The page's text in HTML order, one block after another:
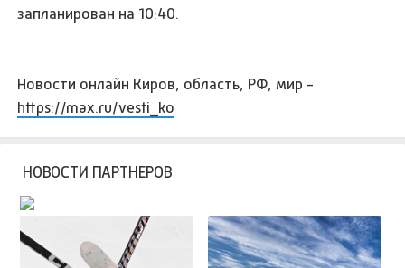
запланирован на 10:40.
Новости онлайн Киров, область, РФ, мир -
https://max.ru/vesti_ko
НОВОСТИ ПАРТНЕРОВ